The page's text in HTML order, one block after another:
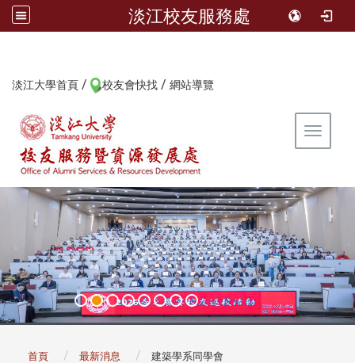
淡江校友服務處
淡江大學首頁 / 校友會快找 / 網站導覽
Toggle
首頁 最新消息 建築學系同學會